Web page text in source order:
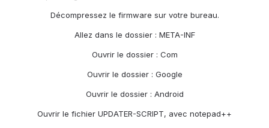
Décompressez le firmware sur votre bureau.
Allez dans le dossier : META-INF
Ouvrir le dossier : Com
Ouvrir le dossier : Google
Ouvrir le dossier : Android
Ouvrir le fichier UPDATER-SCRIPT, avec notepad++